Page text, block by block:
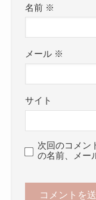
名前 ※
メール ※
サイト
次回のコメン
の名前、メー